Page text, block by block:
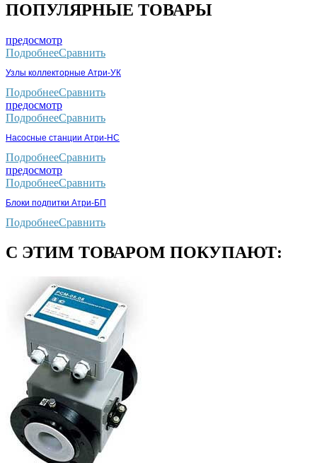
ПОПУЛЯРНЫЕ ТОВАРЫ
предосмотр
ПодробнееСравнить
Узлы коллекторные Атри-УК
ПодробнееСравнить
предосмотр
ПодробнееСравнить
Насосные станции Атри-НС
ПодробнееСравнить
предосмотр
ПодробнееСравнить
Блоки подпитки Атри-БП
ПодробнееСравнить
С ЭТИМ ТОВАРОМ ПОКУПАЮТ: